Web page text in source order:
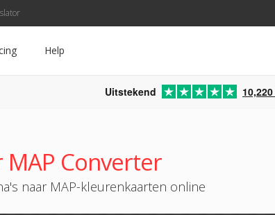
Help
Uitstekend 10,220
MAP Converter
naar MAP-kleurenkaarten online